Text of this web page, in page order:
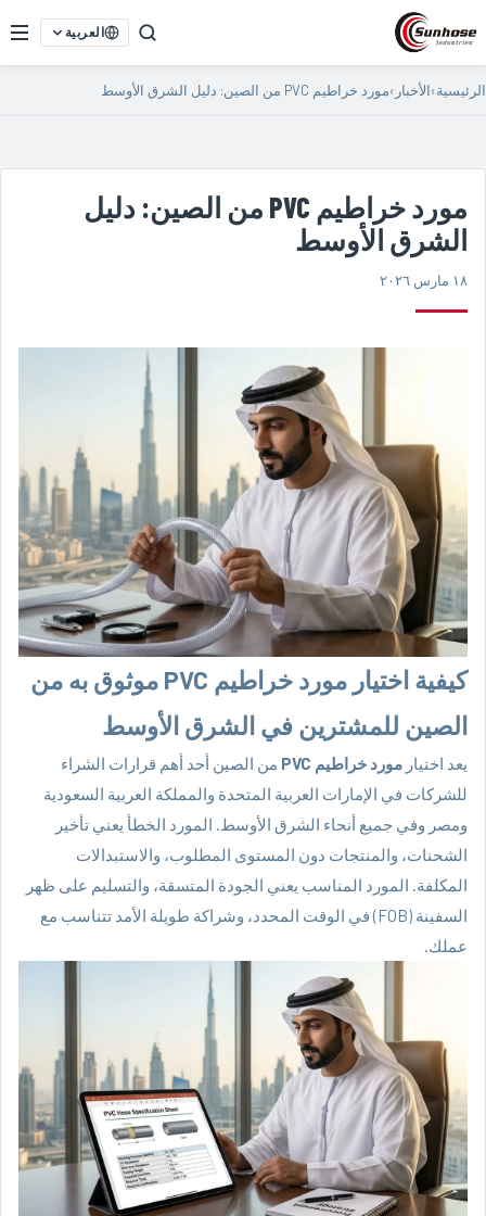
العربية
الرئيسية›الأخبار ›مورد خراطيم PVC من الصين: دليل الشرق الأوسط
مورد خراطيم PVC من الصين: دليل
الشرق الأوسط
١٨ مارس ٢٠٢٦
كيفية اختيار مورد خراطيم PVC موثوق به من
الصين للمشترين في الشرق الأوسط
يعد اختيار مورد خراطيم PVC
من الصين أحد أهم قرارات الشراء
للشركات في الإمارات العربية المتحدة والمملكة العربية السعودية
ومصر وفي جميع أنحاء الشرق الأوسط. المورد الخطأ يعني تأخير
الشحنات، والمنتجات دون المستوى المطلوب، والاستبدالات
المكلفة. المورد المناسب يعني الجودة المتسقة، والتسليم على ظهر
السفينة (FOB) في الوقت المحدد، وشراكة طويلة الأمد تتناسب مع
عملك.